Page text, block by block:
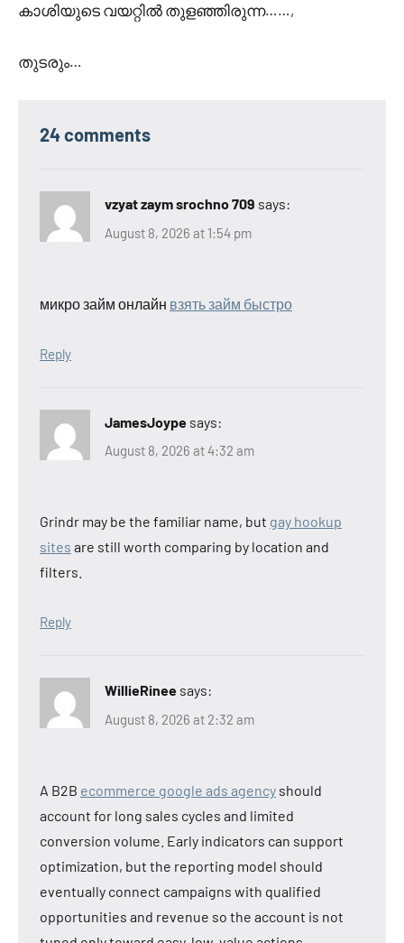
കാശിയുടെ വയറ്റിൽ തുളഞ്ഞിരുന്ന……,
തുടരും…
24 comments
vzyat zaym srochno 709 says:
August 8, 2026 at 1:54 pm
микро займ онлайн взять займ быстро
Reply
JamesJoype says:
August 8, 2026 at 4:32 am
Grindr may be the familiar name, but gay hookup
sites are still worth comparing by location and
filters.
Reply
WillieRinee says:
August 8, 2026 at 2:32 am
A B2B ecommerce google ads agency should
account for long sales cycles and limited
conversion volume. Early indicators can support
optimization, but the reporting model should
eventually connect campaigns with qualified
opportunities and revenue so the account is not